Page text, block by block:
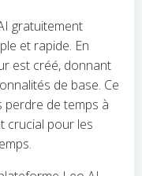
gratuitement
et rapide. En
est créé, donnant
de base. Ce
perdre de temps à
crucial pour les